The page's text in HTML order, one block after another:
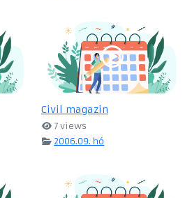
Civil magazin
7 views
2006.09. hó